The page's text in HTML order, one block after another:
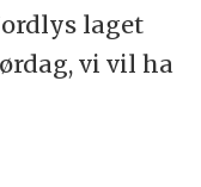
laget
vi vil ha